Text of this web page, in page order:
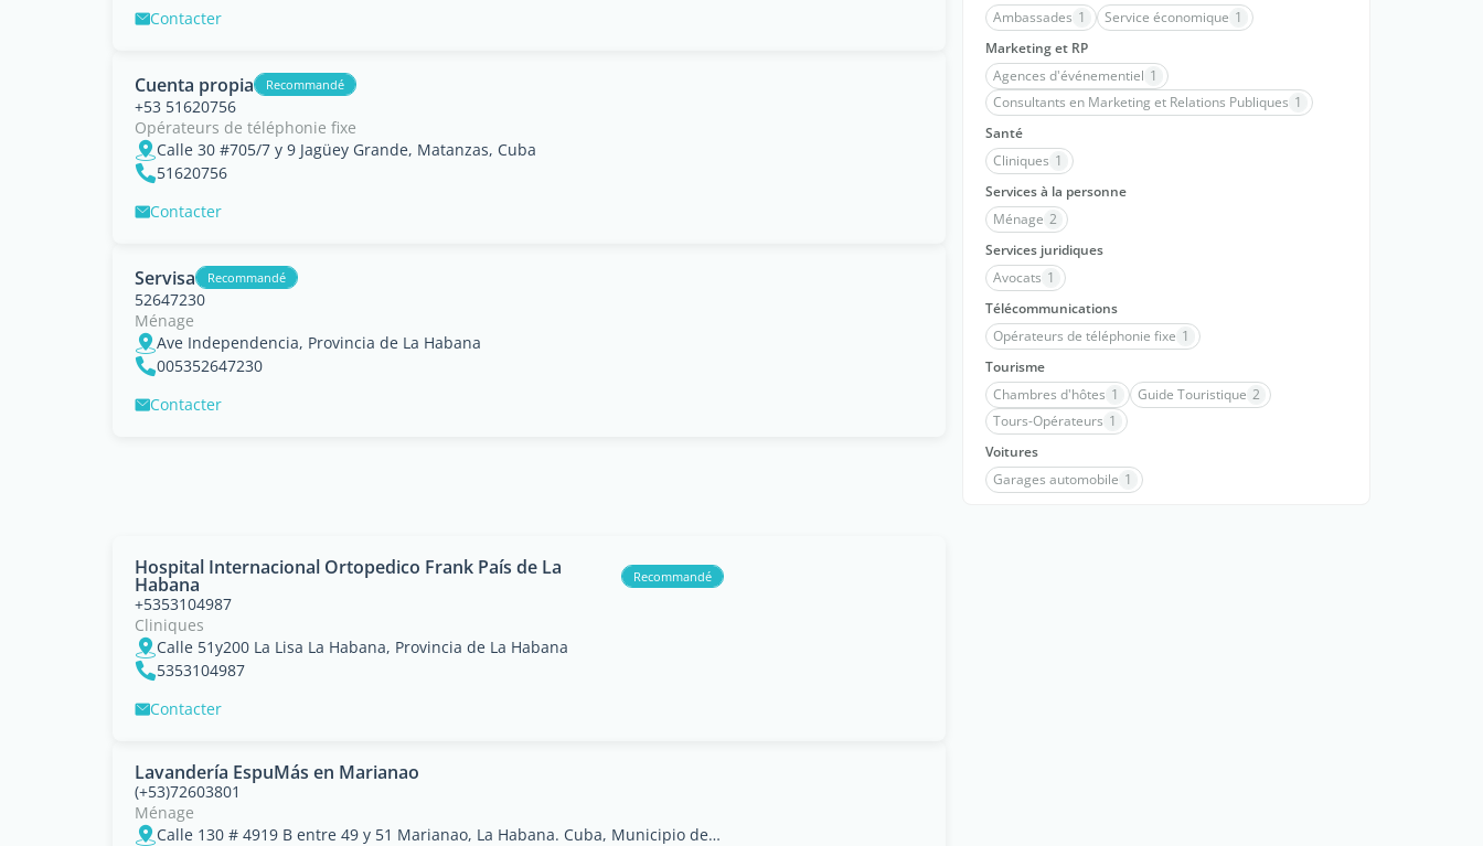
Contacter
Cuenta propia Recommandé
+53 51620756
Opérateurs de téléphonie fixe
Calle 30 #705/7 y 9 Jagüey Grande, Matanzas, Cuba
51620756
Contacter
Servisa Recommandé
52647230
Ménage
Ave Independencia, Provincia de La Habana
005352647230
Contacter
Hospital Internacional Ortopedico Frank País de La
Habana Recommandé
+5353104987
Cliniques
Calle 51y200 La Lisa La Habana, Provincia de La Habana
5353104987
Contacter
Lavandería EspuMás en Marianao
(+53)72603801
Ménage
Calle 130 # 4919 B entre 49 y 51 Marianao, La Habana. Cuba, Municipio de Marianao, Provincia de La Habana
Ambassades 1 Service économique 1
Marketing et RP
Agences d'événementiel 1
Consultants en Marketing et Relations Publiques 1
Santé
Cliniques 1
Services à la personne
Ménage 2
Services juridiques
Avocats 1
Télécommunications
Opérateurs de téléphonie fixe 1
Tourisme
Chambres d'hôtes 1 Guide Touristique 2
Tours-Opérateurs 1
Voitures
Garages automobile 1